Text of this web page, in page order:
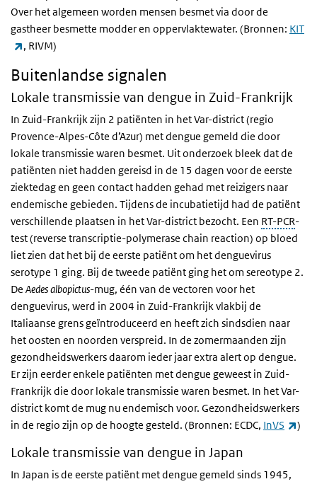
Over het algemeen worden mensen besmet via door de
gastheer besmette modder en oppervlaktewater. (Bronnen: KIT
(externe link)
, RIVM)
Buitenlandse signalen
Lokale transmissie van dengue in Zuid-Frankrijk
In Zuid-Frankrijk zijn 2 patiënten in het Var-district (regio
Provence-Alpes-Côte d’Azur) met dengue gemeld die door
lokale transmissie waren besmet. Uit onderzoek bleek dat de
patiënten niet hadden gereisd in de 15 dagen voor de eerste
ziektedag en geen contact hadden gehad met reizigers naar
endemische gebieden. Tijdens de incubatietijd had de patiënt
verschillende plaatsen in het Var-district bezocht. Een RT-PCR-
test (reverse transcriptie-polymerase chain reaction) op bloed
liet zien dat het bij de eerste patiënt om het denguevirus
serotype 1 ging. Bij de tweede patiënt ging het om sereotype 2.
De Aedes albopictus-mug, één van de vectoren voor het
denguevirus, werd in 2004 in Zuid-Frankrijk vlakbij de
Italiaanse grens geïntroduceerd en heeft zich sindsdien naar
het oosten en noorden verspreid. In de zomermaanden zijn
gezondheidswerkers daarom ieder jaar extra alert op dengue.
Er zijn eerder enkele patiënten met dengue geweest in Zuid-
Frankrijk die door lokale transmissie waren besmet. In het Var-
district komt de mug nu endemisch voor. Gezondheidswerkers
in de regio zijn op de hoogte gesteld. (Bronnen: ECDC, InVS )
Lokale transmissie van dengue in Japan
In Japan is de eerste patiënt met dengue gemeld sinds 1945,